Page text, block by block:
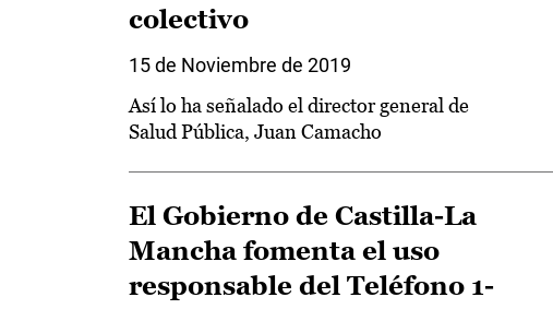
colectivo
15 de Noviembre de 2019
Así lo ha señalado el director general de
Salud Pública, Juan Camacho
El Gobierno de Castilla-La
Mancha fomenta el uso
responsable del Teléfono 1-